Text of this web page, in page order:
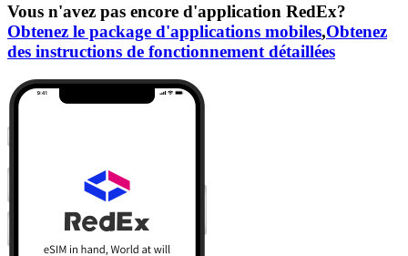
Vous n'avez pas encore d'application RedEx?
Obtenez le package d'applications mobiles,Obtenez
des instructions de fonctionnement détaillées